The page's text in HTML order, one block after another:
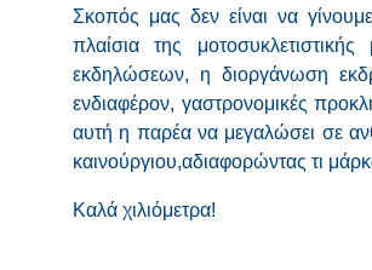
Σκοπός μας δεν είναι να
πλαίσια της
εκδηλώσεων, η διοργάνωση
ενδιαφέρον, γαστρονομικές
αυτή η παρέα να μεγαλώσει σε
καινούργιου,αδιαφορώντας τι
Καλά χιλιόμετρα!